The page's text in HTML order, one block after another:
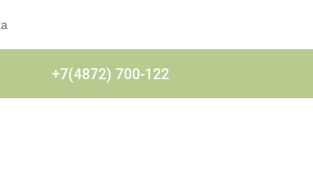
+7(4872) 700-122